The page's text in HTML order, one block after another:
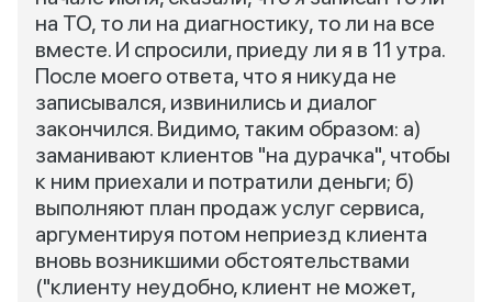
на ТО, то ли на диагностику, то ли на все
вместе. И спросили, приеду ли я в 11 утра.
После моего ответа, что я никуда не
записывался, извинились и диалог
закончился. Видимо, таким образом: а)
заманивают клиентов "на дурачка", чтобы
к ним приехали и потратили деньги; б)
выполняют план продаж услуг сервиса,
аргументируя потом неприезд клиента
вновь возникшими обстоятельствами
("клиенту неудобно, клиент не может,